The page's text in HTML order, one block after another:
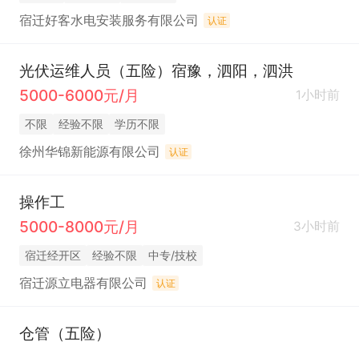
宿迁好客水电安装服务有限公司 认证
光伏运维人员（五险）宿豫，泗阳，泗洪
5000-6000元/月
1小时前
不限 经验不限 学历不限
徐州华锦新能源有限公司 认证
操作工
5000-8000元/月
3小时前
宿迁经开区 经验不限 中专/技校
宿迁源立电器有限公司 认证
仓管（五险）